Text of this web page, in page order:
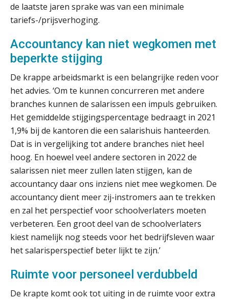
de laatste jaren sprake was van een minimale
tariefs-/prijsverhoging.
Accountancy kan niet wegkomen met
beperkte stijging
De krappe arbeidsmarkt is een belangrijke reden voor
het advies. ‘Om te kunnen concurreren met andere
branches kunnen de salarissen een impuls gebruiken.
Het gemiddelde stijgingspercentage bedraagt in 2021
1,9% bij de kantoren die een salarishuis hanteerden.
Dat is in vergelijking tot andere branches niet heel
hoog. En hoewel veel andere sectoren in 2022 de
salarissen niet meer zullen laten stijgen, kan de
accountancy daar ons inziens niet mee wegkomen. De
accountancy dient meer zij-instromers aan te trekken
en zal het perspectief voor schoolverlaters moeten
verbeteren. Een groot deel van de schoolverlaters
kiest namelijk nog steeds voor het bedrijfsleven waar
het salarisperspectief beter lijkt te zijn.’
Ruimte voor personeel verdubbeld
De krapte komt ook tot uiting in de ruimte voor extra
ICT & AI | “Slim automatiseren begint
bij gedrag”
spanningsvelden die het vak
ICT & AI | “Wie bewust kiest, kiest
advies is